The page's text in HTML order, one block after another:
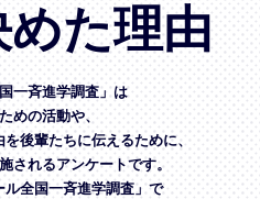
た理由
一斉進学調査」は
めの活動や、
後輩たちに伝えるために、
されるアンケートです。
ル全国一斉進学調査」で